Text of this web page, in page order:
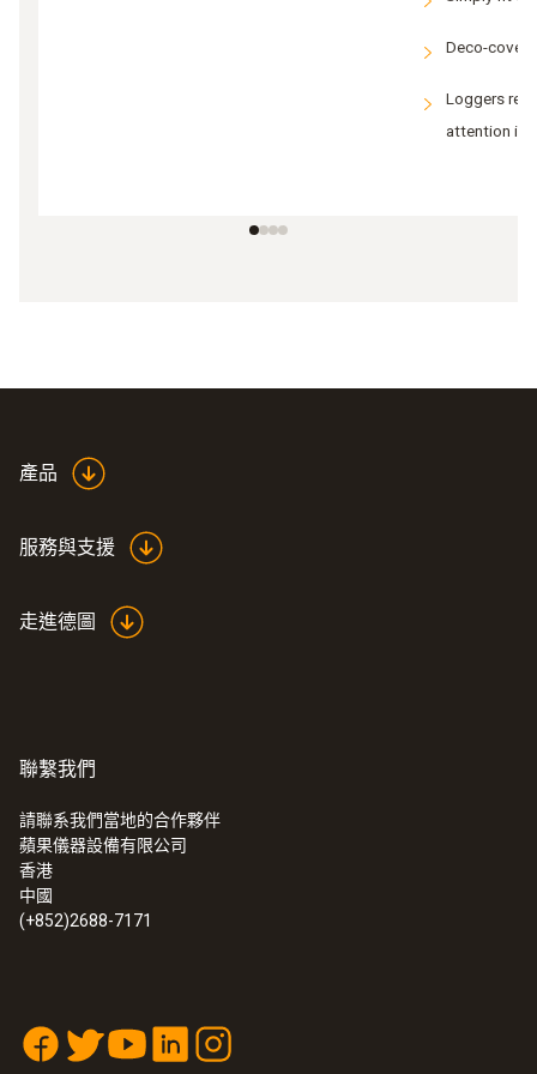
Deco-cover
Loggers
attention is
產品
服務與支援
走進德圖
聯繫我們
請聯系我們當地的合作夥伴
蘋果儀器設備有限公司
香港
中國
(+852)2688-7171